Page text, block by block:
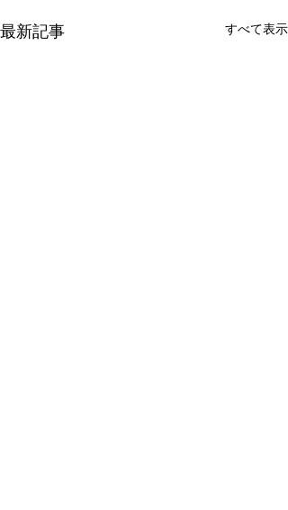
最新記事 すべて表示